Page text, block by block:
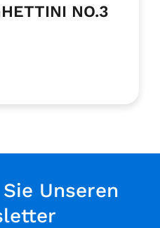
NO.3
Unseren